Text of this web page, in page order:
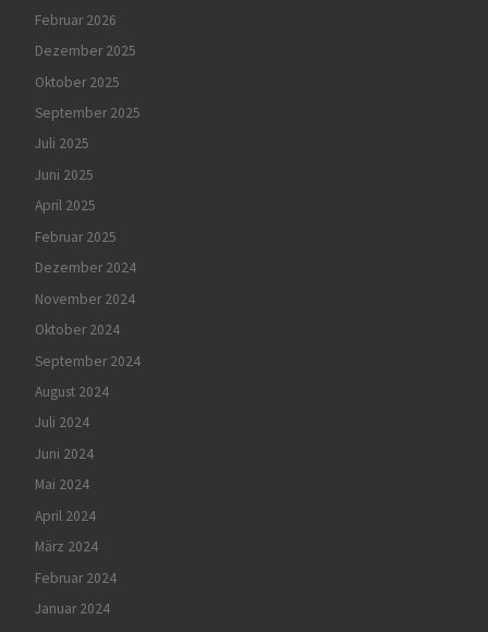
Februar 2026
Dezember 2025
Oktober 2025
September 2025
Juli 2025
Juni 2025
April 2025
Februar 2025
Dezember 2024
November 2024
Oktober 2024
September 2024
August 2024
Juli 2024
Juni 2024
Mai 2024
April 2024
März 2024
Februar 2024
Januar 2024